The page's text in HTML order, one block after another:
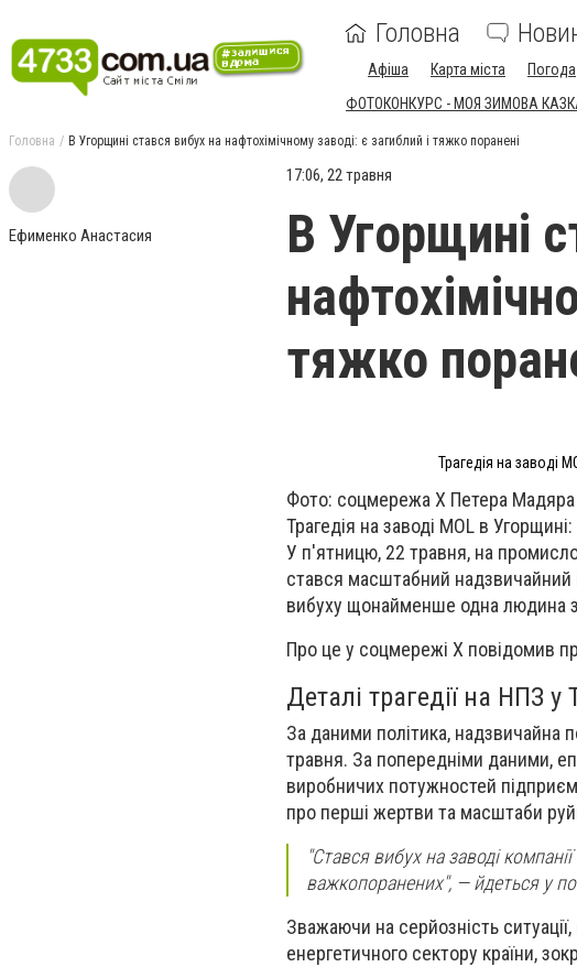
Головна
Афіша Карта міста Погода
ФОТОКОНКУРС - МОЯ ЗИМОВА
Головна В Угорщині стався вибух на нафтохімічному заводі: є загиблий і тяжко поранені
Ефименко Анастасия
17:06, 22 травня
В Угорщині
тяжко
Трагедія на заводі
Фото: соцмережа X Петера Мадяра
Трагедія на заводі MOL в
У п'ятницю, 22 травня, на
стався масштабний надзвичайний
вибуху щонайменше одна людина
Про це у соцмережі X повідомив
Деталі трагедії на НПЗ у
За даними політика, надзвичайна
травня. За попередніми даними,
виробничих потужностей
про перші жертви та масштаби
"Стався вибух на заводі
важкопоранених", — йдеться у
Зважаючи на серйозність
енергетичного сектору країни,